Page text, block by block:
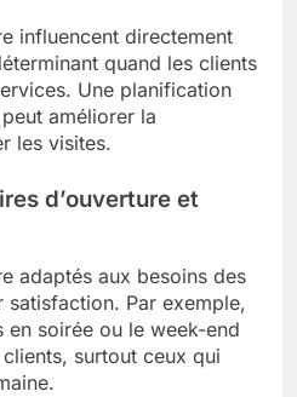
influencent directement
quand les clients
Une planification
améliorer la
les visites.
d’ouverture et
adaptés aux besoins des
satisfaction. Par exemple,
soirée ou le week-end
surtout ceux qui